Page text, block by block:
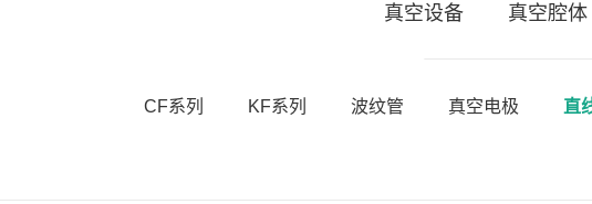
真空设备 真空腔体
CF系列 KF系列 波纹管 真空电极 直